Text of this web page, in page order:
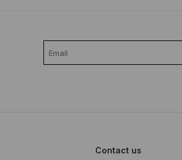
Contact us